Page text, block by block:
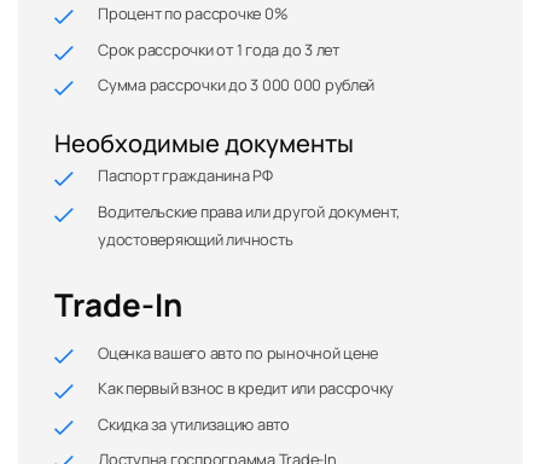
Процент по рассрочке 0%
Срок рассрочки от 1 года до 3 лет
Сумма рассрочки до 3 000 000 рублей
Необходимые документы
Паспорт гражданина РФ
Водительские права или другой документ,
удостоверяющий личность
Trade-In
Оценка вашего авто по рыночной цене
Как первый взнос в кредит или рассрочку
Скидка за утилизацию авто
Доступна госпрограмма Trade-In